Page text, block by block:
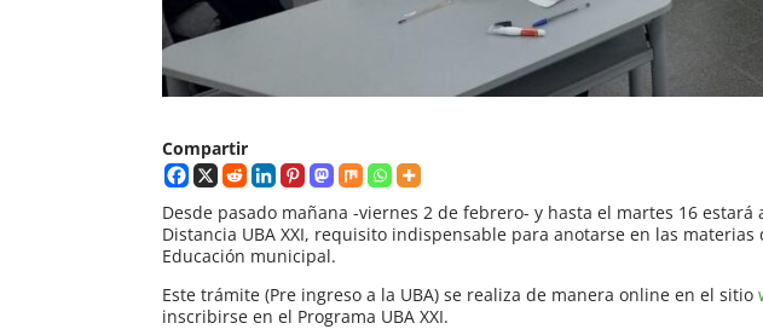
Compartir
Desde pasado mañana -viernes 2 de febrero- y hasta el martes 16
Distancia UBA XXI, requisito indispensable para anotarse en las
Educación municipal.
Este trámite (Pre ingreso a la UBA) se realiza de manera online en el sitio
inscribirse en el Programa UBA XXI.